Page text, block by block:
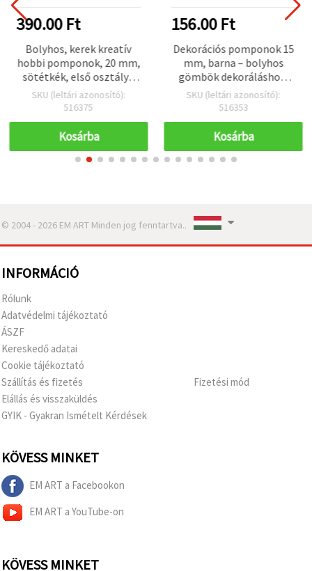
390.00 Ft
Bolyhos, kerek kreatív
hobbi pomponok, 20 mm,
sötétkék, első osztályú
minőség – 50 db
SKU (leltári azonosító):
516375
Kosárba
156.00 Ft
Dekorációs pomponok 15
mm, barna – bolyhos
gömbök dekoráláshoz,
DIY kézműves, applikáció
és scrapbooking, 20
SKU (leltári azonosító):
516353
Kosárba
© 2004 - 2026 EM ART Minden jog fenntartva..
INFORMÁCIÓ
Rólunk
Adatvédelmi tájékoztató
ÁSZF
Kereskedő adatai
Cookie tájékoztató
Szállítás és fizetés
Elállás és visszaküldés
GYIK - Gyakran Ismételt Kérdések
Fizetési mód
KÖVESS MINKET
EM ART a Facebookon
EM ART a YouTube-on
KÖVESS MINKET